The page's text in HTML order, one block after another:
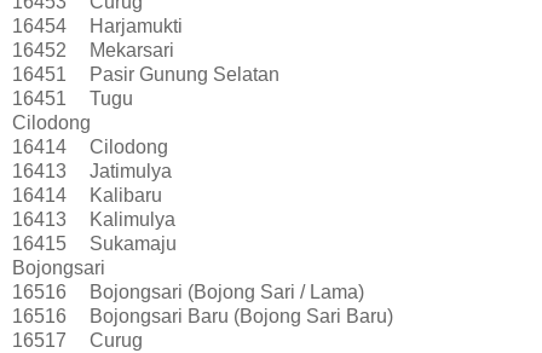
16454
Harjamukti
16452
Mekarsari
16451
Pasir Gunung Selatan
16451
Tugu
Cilodong
16414
Cilodong
16413
Jatimulya
16414
Kalibaru
16413
Kalimulya
16415
Sukamaju
Bojongsari
16516
Bojongsari (Bojong Sari / Lama)
16516
Bojongsari Baru (Bojong Sari Baru)
16517
Curug